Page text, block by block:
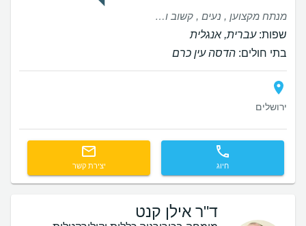
מנתח מקצוען , נעים , קשוב ועונה מדויק , אכפתי , דואג וזמין לכל שאלה . והכי חשוב בן אדם לפני הכל זכיתי בשליח טוב
שפות:עברית, אנגלית
בתי חולים: הדסה עין כרם
ירושלים
חיוג יצירת קשר
ד"ר אילן קנט